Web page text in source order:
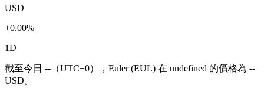
USD
+0.00%
1D
截至今日 --（UTC+0），Euler (EUL) 在 undefined 的價格為 --
USD。